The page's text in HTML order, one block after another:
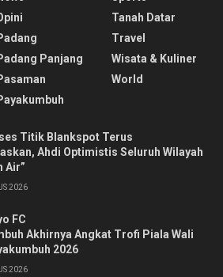
Panjang
Tanah Datar
Travel
Wisata & Kuliner
World
Titik Blankspot Terus
Ahdi Optimistis Seluruh Wilayah
Air”
2026
FC
Akhirnya Angkat Trofi Piala Wali
2026
2026